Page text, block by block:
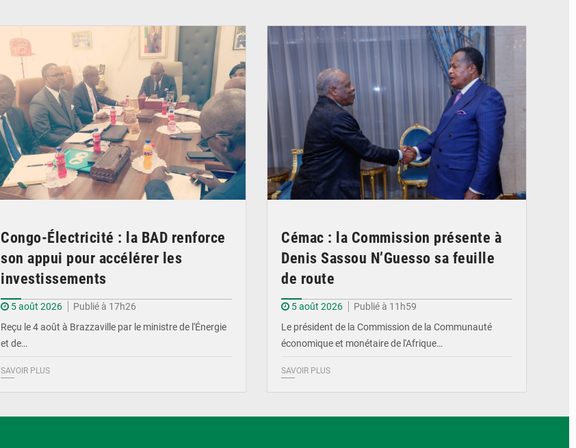
Congo-Électricité : la BAD renforce
son appui pour accélérer les
investissements
5 août 2026
Publié à 17h26
Reçu le 4 août à Brazzaville par le ministre de l'Énergie
et de…
SAVOIR PLUS
Cémac : la Commission présente à
Denis Sassou N’Guesso sa feuille
de route
5 août 2026
Publié à 11h59
Le président de la Commission de la Communauté
économique et monétaire de l'Afrique…
SAVOIR PLUS